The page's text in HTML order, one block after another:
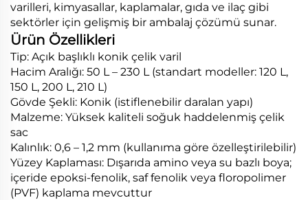
varilleri, kimyasallar, kaplamalar, gıda ve ilaç gibi
sektörler için gelişmiş bir ambalaj çözümü sunar.
Ürün Özellikleri
Tip: Açık başlıklı konik çelik varil
Hacim Aralığı: 50 L – 230 L (standart modeller: 120 L,
150 L, 200 L, 210 L)
Gövde Şekli: Konik (istiflenebilir daralan yapı)
Malzeme: Yüksek kaliteli soğuk haddelenmiş çelik
sac
Kalınlık: 0,6 – 1,2 mm (kullanıma göre özelleştirilebilir)
Yüzey Kaplaması: Dışarıda amino veya su bazlı boya;
içeride epoksi-fenolik, saf fenolik veya floropolimer
(PVF) kaplama mevcuttur